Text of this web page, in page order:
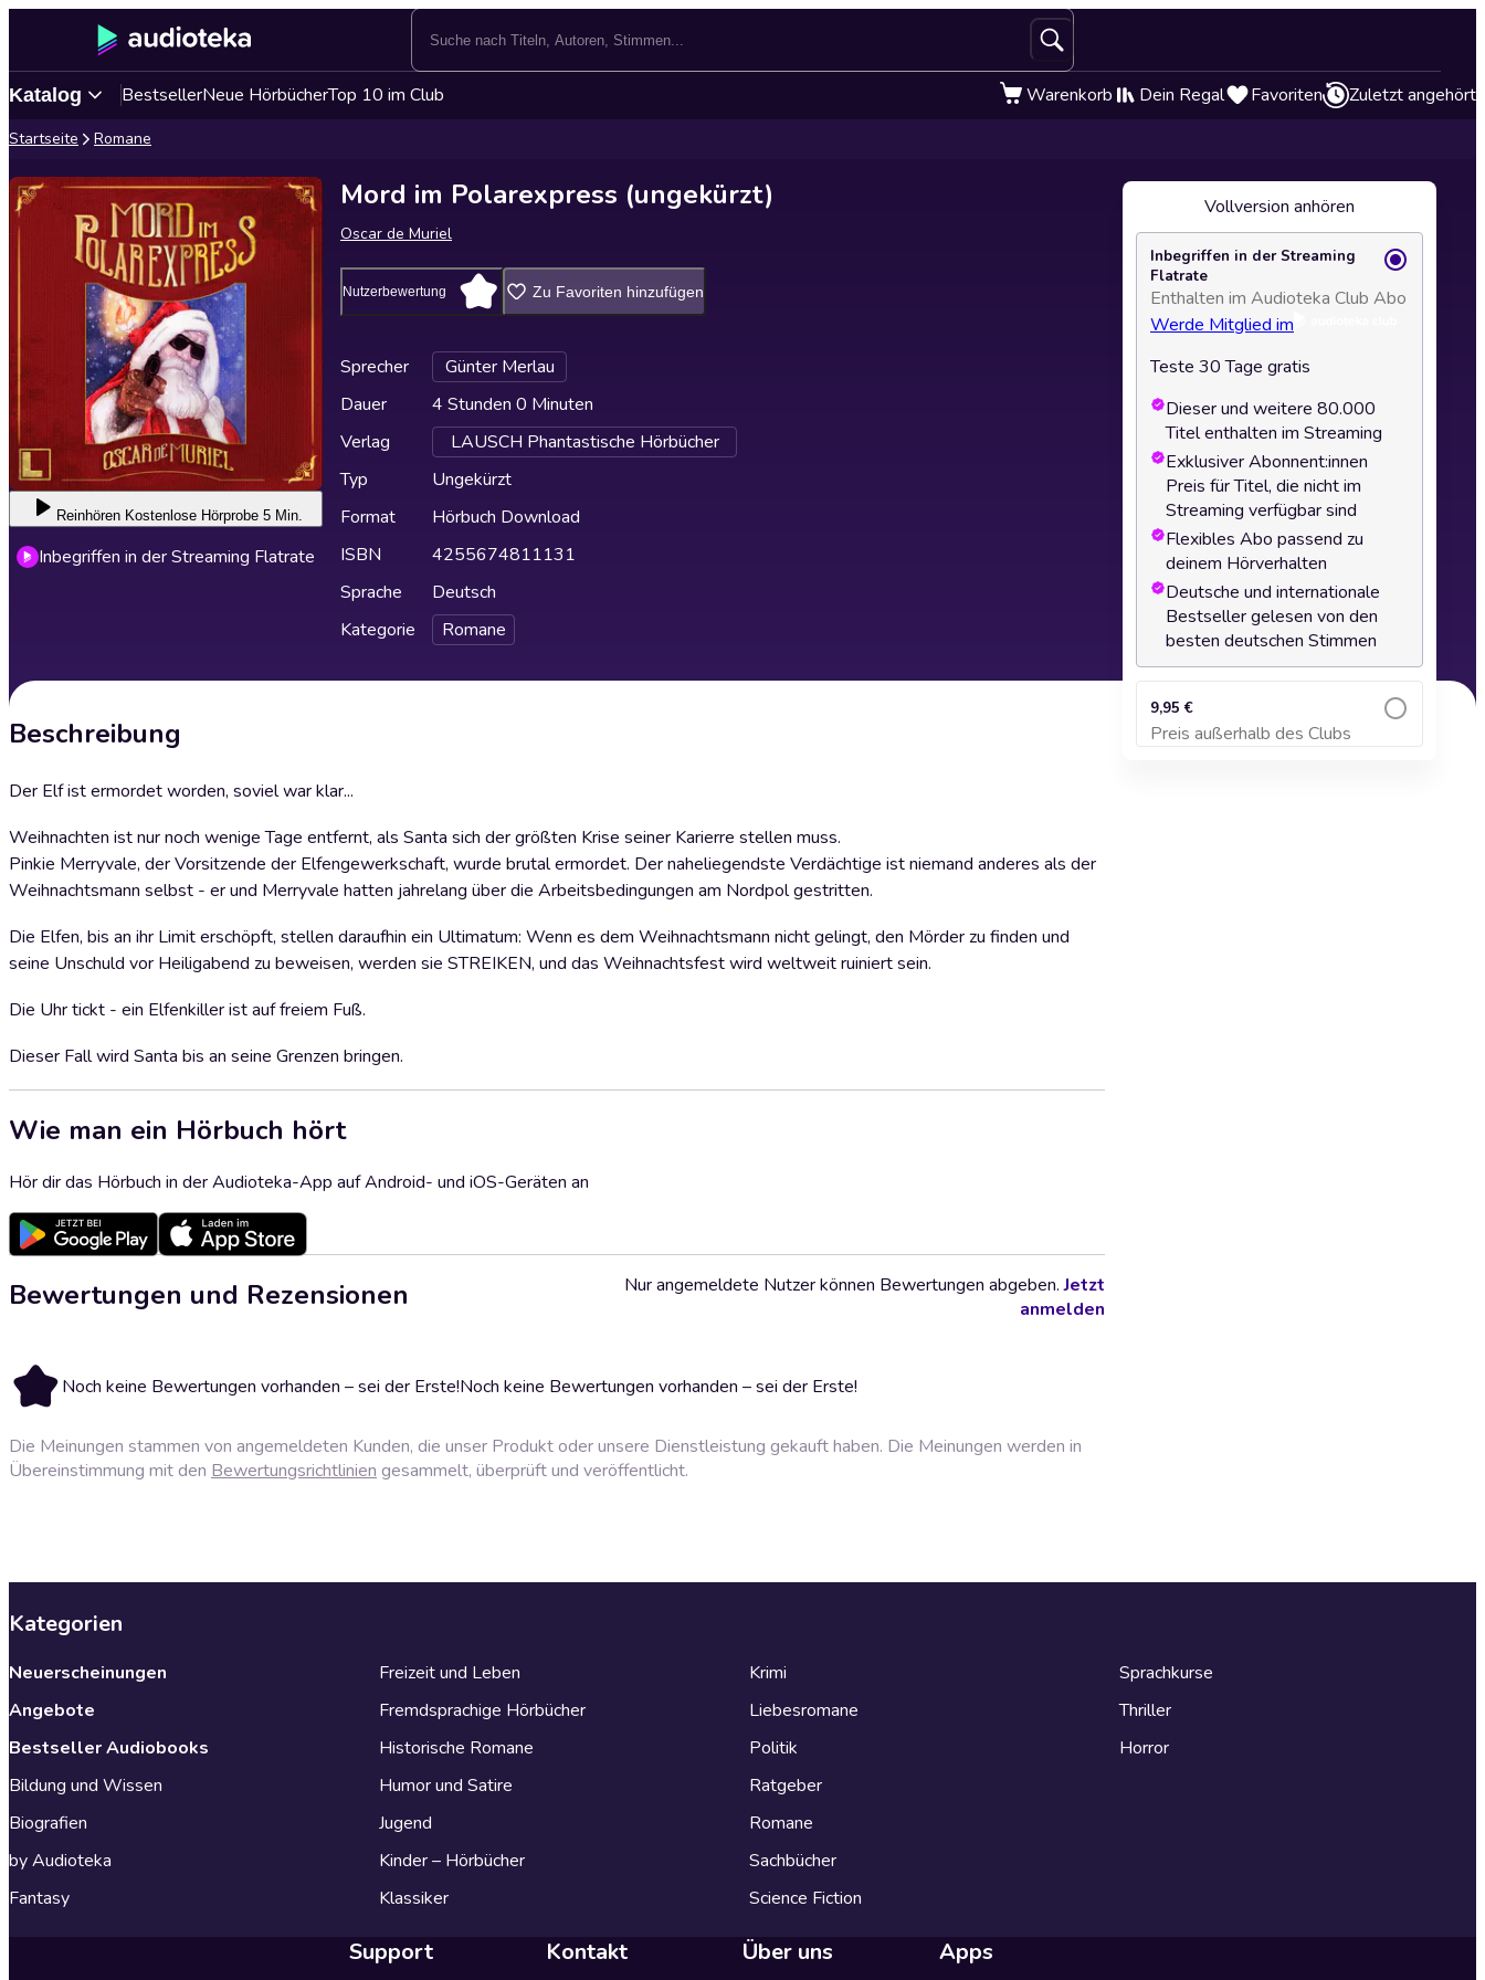
Katalog BestsellerNeue HörbücherTop 10 im Club Warenkorb Dein Regal Favoriten Zuletzt angehört
Startseite Romane
Reinhören Kostenlose Hörprobe 5 Min.
Inbegriffen in der Streaming Flatrate
Mord im Polarexpress (ungekürzt)
Oscar de Muriel
Nutzerbewertung Zu Favoriten hinzufügen
Sprecher
Günter Merlau
Dauer
4 Stunden 0 Minuten
Verlag
LAUSCH Phantastische Hörbücher
Typ
Ungekürzt
Format
Hörbuch Download
ISBN
4255674811131
Sprache
Deutsch
Kategorie
Romane
Beschreibung
Der Elf ist ermordet worden, soviel war klar...
Weihnachten ist nur noch wenige Tage entfernt, als Santa sich der größten Krise seiner Karierre stellen muss.
Pinkie Merryvale, der Vorsitzende der Elfengewerkschaft, wurde brutal ermordet. Der naheliegendste Verdächtige ist niemand anderes als der
Weihnachtsmann selbst - er und Merryvale hatten jahrelang über die Arbeitsbedingungen am Nordpol gestritten.
Die Elfen, bis an ihr Limit erschöpft, stellen daraufhin ein Ultimatum: Wenn es dem Weihnachtsmann nicht gelingt, den Mörder zu finden und
seine Unschuld vor Heiligabend zu beweisen, werden sie STREIKEN, und das Weihnachtsfest wird weltweit ruiniert sein.
Die Uhr tickt - ein Elfenkiller ist auf freiem Fuß.
Dieser Fall wird Santa bis an seine Grenzen bringen.
Wie man ein Hörbuch hört
Hör dir das Hörbuch in der Audioteka-App auf Android- und iOS-Geräten an
Bewertungen und Rezensionen
Noch keine Bewertungen vorhanden – sei der Erste!Noch keine Bewertungen vorhanden – sei der Erste!
Nur angemeldete Nutzer können Bewertungen abgeben.Jetzt
anmelden
Die Meinungen stammen von angemeldeten Kunden, die unser Produkt oder unsere Dienstleistung gekauft haben. Die Meinungen werden in
Übereinstimmung mit den Bewertungsrichtlinien gesammelt, überprüft und veröffentlicht.
Vollversion anhören
Inbegriffen in der Streaming
Flatrate
Enthalten im Audioteka Club Abo
Werde Mitglied im
Teste 30 Tage gratis
Dieser und weitere 80.000
Titel enthalten im Streaming
Exklusiver Abonnent:innen
Preis für Titel, die nicht im
Streaming verfügbar sind
Flexibles Abo passend zu
deinem Hörverhalten
Deutsche und internationale
Bestseller gelesen von den
besten deutschen Stimmen
9,95 €
Preis außerhalb des Clubs
Zum Warenkorb hinzufügen
Kategorien
Neuerscheinungen
Angebote
Bestseller Audiobooks
Bildung und Wissen
Biografien
by Audioteka
Fantasy
Freizeit und Leben
Fremdsprachige Hörbücher
Historische Romane
Humor und Satire
Jugend
Kinder – Hörbücher
Klassiker
Krimi
Liebesromane
Politik
Ratgeber
Romane
Sachbücher
Science Fiction
Sprachkurse
Thriller
Horror
Support Kontakt Über uns Apps